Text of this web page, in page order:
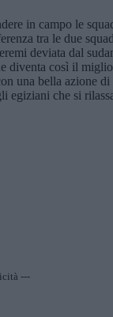
in campo le
tra le due
deviata dal
diventa così il
una bella
che si
---